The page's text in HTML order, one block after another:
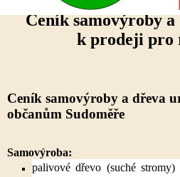
Ceník samovýroby
k prodeji pro
Ceník samovýroby a dřeva
občanům Sudoměře
Samovýroba:
palivové dřevo (suché